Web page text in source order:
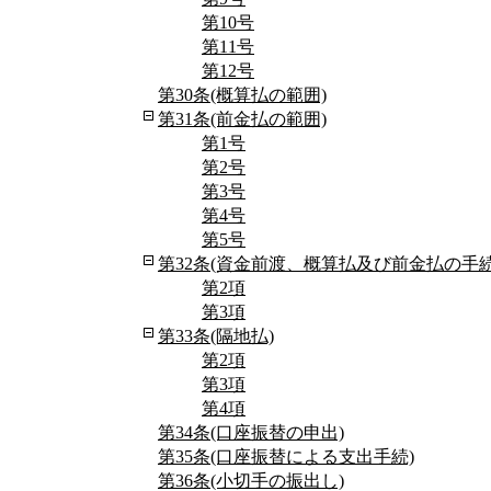
第10号
第11号
第12号
第30条(概算払の範囲)
第31条(前金払の範囲)
第1号
第2号
第3号
第4号
第5号
第32条(資金前渡、概算払及び前金払の手
第2項
第3項
第33条(隔地払)
第2項
第3項
第4項
第34条(口座振替の申出)
第35条(口座振替による支出手続)
第36条(小切手の振出し)